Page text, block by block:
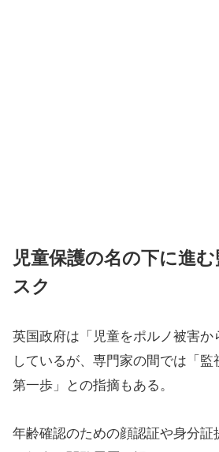
児童保護の名の下に進
スク
英国政府は「児童をポルノ被害か
しているが、専門家の間では「監
第一歩」との指摘もある。
年齢確認のための顔認証や身分証